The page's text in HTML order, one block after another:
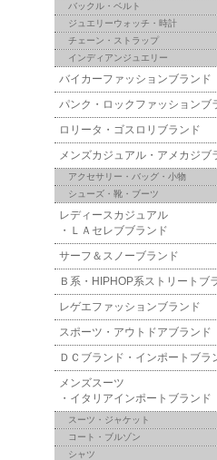
バックル・ベルト
ジュエリーウォッチ・時計
チェーン・ストラップ
インディアンジュエリー
バイカーファッションブランド
パンク・ロックファッションブ
ロリータ・ゴスロリブランド
メンズカジュアル・アメカジブ
アクセサリー・バッグ・小物
シューズ・靴・ブーツ
レディースカジュアル
・ＬＡセレブブランド
サーフ＆スノーブランド
Ｂ系・HIPHOP系ストリートブ
レゲエファッションブランド
スポーツ・アウトドアブランド
ＤＣブランド・インポートブラ
メンズスーツ
・イタリアインポートブランド
スーツ・ジャケット
コート・ブルゾン
シャツ